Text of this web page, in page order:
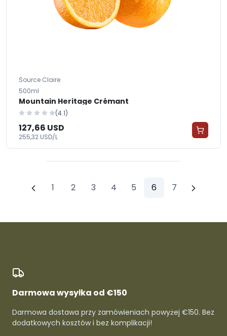
Source Claire
500ml
Mountain Heritage Crémant
(4.1)
127,66 USD
255,32 USD/L
1 2 3 4 5 6 7
Darmowa wysyłka od €150
Darmowa dostawa przy zamówieniach powyżej €150. Bez
dodatkowych kosztów i bez komplikacji!